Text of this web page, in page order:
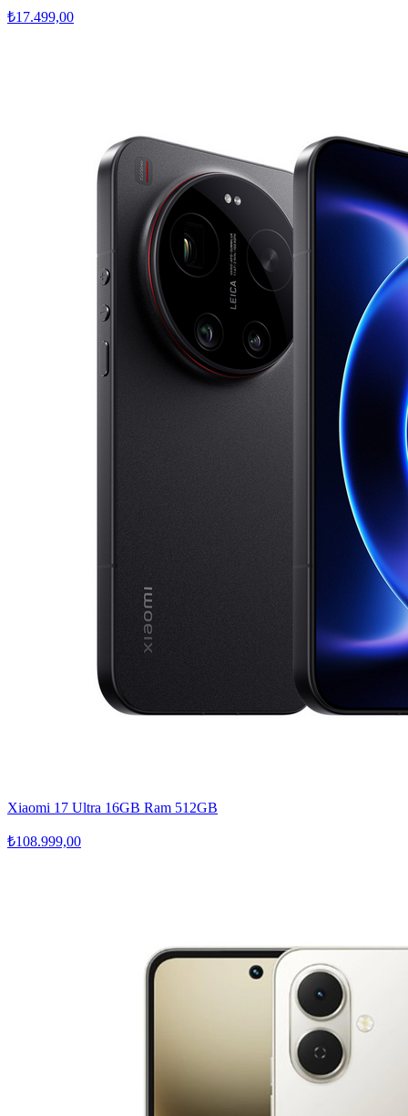
₺17.499,00
Xiaomi 17 Ultra 16GB Ram 512GB
₺108.999,00